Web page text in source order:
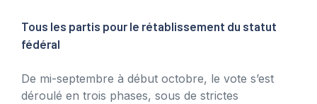
Tous les partis pour le rétablissement du statut
fédéral
De mi-septembre à début octobre, le vote s’est
déroulé en trois phases, sous de strictes